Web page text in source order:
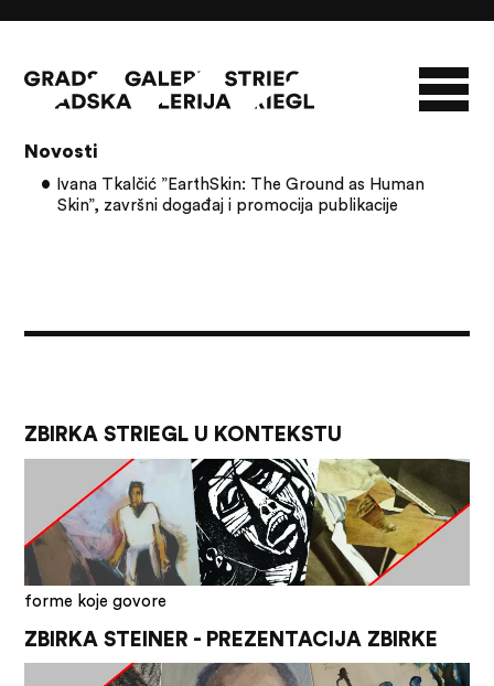
NOVOSTI
O GALERIJI
INFO
SLAVO STRIEGL
Novosti
Ivana Tkalčić ”EarthSkin: The Ground as Human
Skin”, završni događaj i promocija publikacije
ZBIRKA STRIEGL U KONTEKSTU
forme koje govore
ZBIRKA STEINER - PREZENTACIJA ZBIRKE